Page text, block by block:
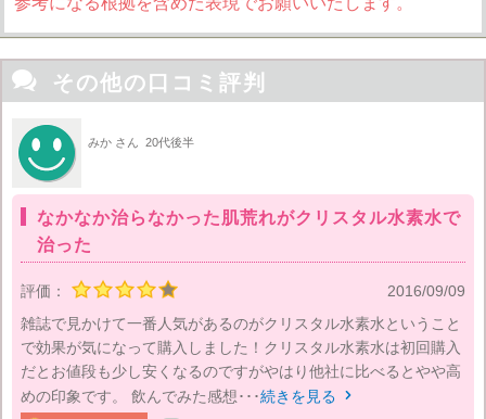
 その他の口コミ評判
みか さん 20代後半
なかなか治らなかった肌荒れがクリスタル水素水で
治った
評価：
2016/09/09
雑誌で見かけて一番人気があるのがクリスタル水素水ということ
で効果が気になって購入しました！クリスタル水素水は初回購入
だとお値段も少し安くなるのですがやはり他社に比べるとやや高
めの印象です。 飲んでみた感想･･･続きを見る 